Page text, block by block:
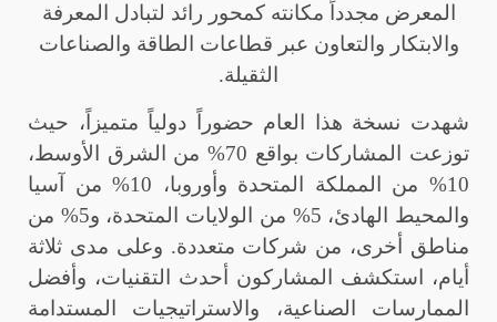
المعرض مجدداً مكانته كمحور رائد لتبادل المعرفة
والابتكار والتعاون عبر قطاعات الطاقة والصناعات
الثقيلة.
شهدت نسخة هذا العام حضوراً دولياً متميزاً، حيث
توزعت المشاركات بواقع 70% من الشرق الأوسط،
10% من المملكة المتحدة وأوروبا، 10% من آسيا
والمحيط الهادئ، 5% من الولايات المتحدة، و5% من
مناطق أخرى، من شركات متعددة. وعلى مدى ثلاثة
أيام، استكشف المشاركون أحدث التقنيات، وأفضل
الممارسات الصناعية، والاستراتيجيات المستدامة